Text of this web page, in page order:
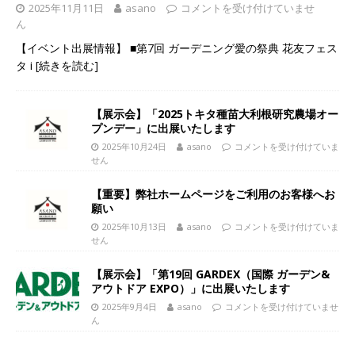
2025年11月11日 asano
コメントを受け付けていませ
ん
【イベント出展情報】 ■第7回 ガーデニング愛の祭典 花友フェス
タ i [続きを読む]
【展示会】「2025トキタ種苗大利根研究農場オー
プンデー」に出展いたします
2025年10月24日 asano
コメントを受け付けていま
せん
【重要】弊社ホームページをご利用のお客様へお
願い
2025年10月13日 asano
コメントを受け付けていま
せん
【展示会】「第19回 GARDEX（国際 ガーデン&
アウトドア EXPO）」に出展いたします
2025年9月4日 asano
コメントを受け付けていませ
ん